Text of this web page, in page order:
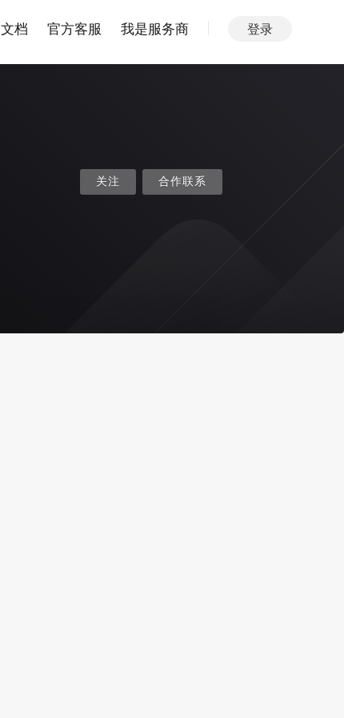
文档 官方客服 我是服务商 登录
关注 合作联系